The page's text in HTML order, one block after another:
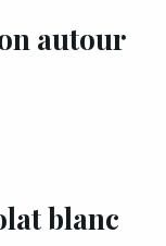
autour
blanc